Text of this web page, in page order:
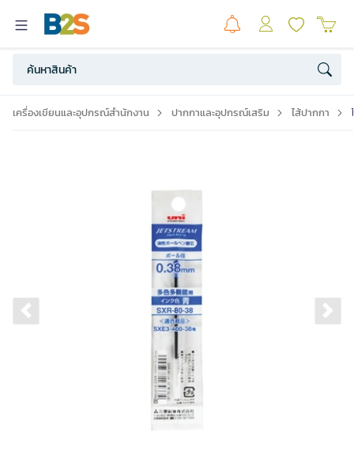
เครื่องเขียนและอุปกรณ์สำนักงาน ปากกาและอุปกรณ์เสริม ไส้ปากกา
Previous slide